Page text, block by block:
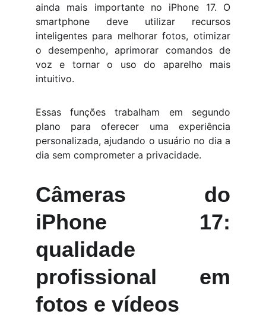
ainda mais importante no iPhone 17. O
smartphone deve utilizar recursos
inteligentes para melhorar fotos, otimizar
o desempenho, aprimorar comandos de
voz e tornar o uso do aparelho mais
intuitivo.
Essas funções trabalham em segundo
plano para oferecer uma experiência
personalizada, ajudando o usuário no dia a
dia sem comprometer a privacidade.
Câmeras do
iPhone 17:
qualidade
profissional em
fotos e vídeos